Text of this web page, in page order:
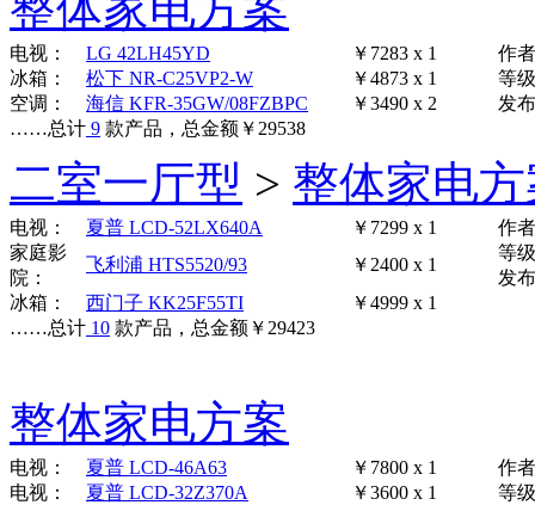
电视： LG 42LH45YD
￥7283 x 1
冰箱：
松下 NR-C25VP2-W
￥4873 x 1
空调：
海信 KFR-35GW/08FZBPC
￥3490 x 2
……总计 9 款产品，总金额 ￥ 29538
作
等
发
二室一厅型 > 整体家电
电视： 夏普 LCD-52LX640A
￥7299 x 1
家庭影
院：
飞利浦 HTS5520/93
￥2400 x 1
冰箱：
西门子 KK25F55TI
￥4999 x 1
……总计 10 款产品，总金额 ￥29423
作
等
发
整体家电方案
电视： 夏普 LCD-46A63
￥7800 x 1
电视：
夏普 LCD-32Z370A
￥3600 x 1
作
等